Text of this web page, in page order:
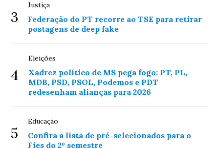
3
Justiça
Federação do PT recorre ao TSE para retirar
postagens de deep fake
4
Eleições
Xadrez político de MS pega fogo: PT, PL,
MDB, PSD, PSOL, Podemos e PDT
redesenham alianças para 2026
5
Educação
Confira a lista de pré-selecionados para o
Fies do 2º semestre